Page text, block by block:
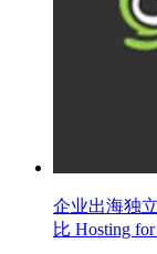
企业出海独
比 Hosting for